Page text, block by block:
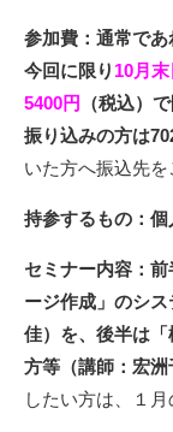
参加費：通常であ
今回に限り 10月
5400円
（税込）
振り込みの方は
いた方へ振込先を
持参するもの：
セミナー内容：
ージ作成」のシ
佳）を、後半は
方等（講師：宏
したい方は、１